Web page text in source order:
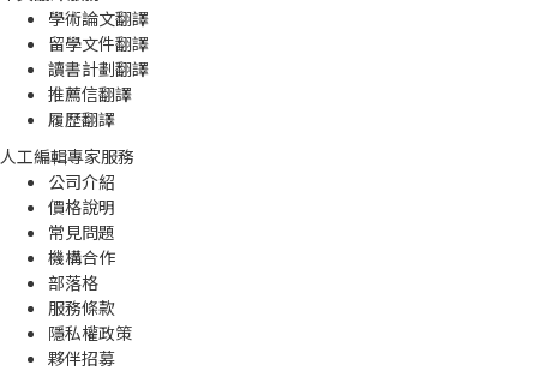
學術論文翻譯
留學文件翻譯
讀書計劃翻譯
推薦信翻譯
履歷翻譯
人工編輯專家服務
公司介紹
價格說明
常見問題
機構合作
部落格
服務條款
隱私權政策
夥伴招募